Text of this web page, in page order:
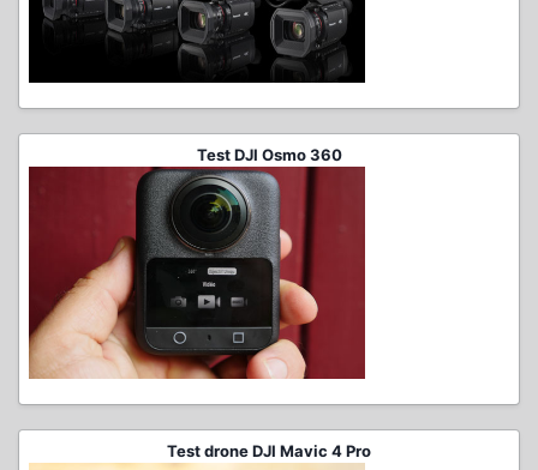
Test DJI Osmo 360
Test drone DJI Mavic 4 Pro